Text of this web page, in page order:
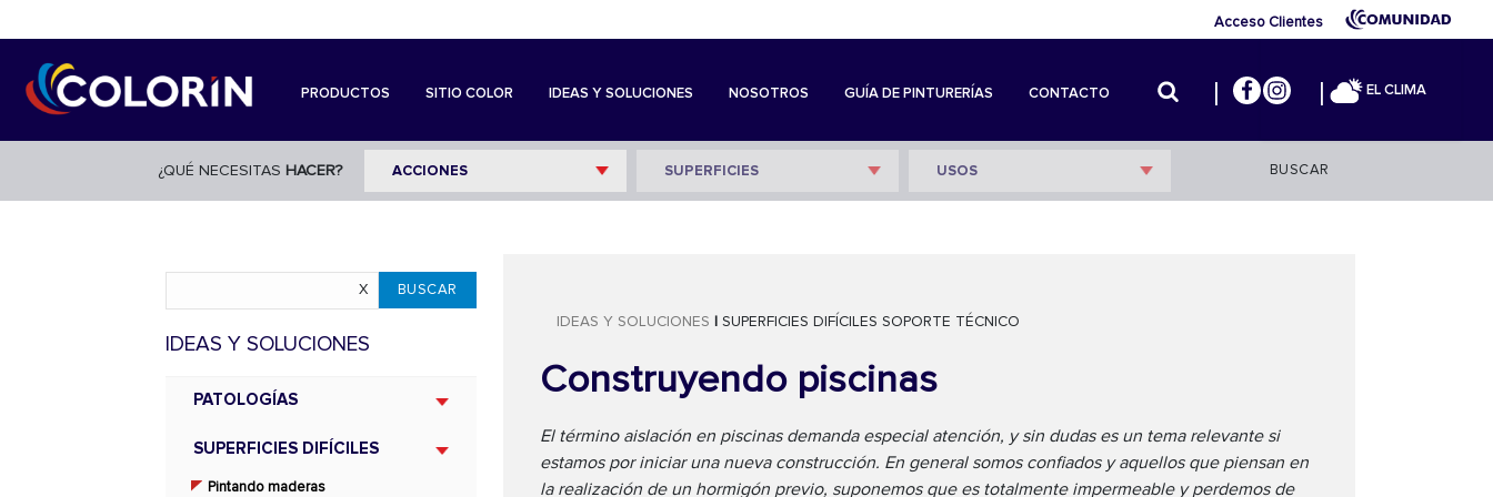
Acceso Clientes
PRODUCTOS SITIO COLOR IDEAS Y SOLUCIONES NOSOTROS GUÍA DE PINTURERÍAS CONTACTO EL CLIMA
¿QUÉ NECESITAS HACER? BUSCAR
IDEAS Y SOLUCIONES
PATOLOGÍAS
SUPERFICIES DIFÍCILES
Pintando maderas
IDEAS Y SOLUCIONES SUPERFICIES DIFÍCILES SOPORTE TÉCNICO
Construyendo piscinas
El término aislación en piscinas demanda especial atención, y sin dudas es un tema relevante si
estamos por iniciar una nueva construcción. En general somos confiados y aquellos que piensan en
la realización de un hormigón previo, suponemos que es totalmente impermeable y perdemos de